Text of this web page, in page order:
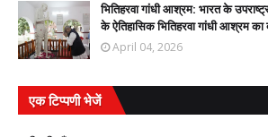
भितिहरवा गांधी आश्रम: भारत के
के ऐतिहासिक भितिहरवा गांधी आश्रम का
April 04, 2026
एक टिप्पणी भेजें